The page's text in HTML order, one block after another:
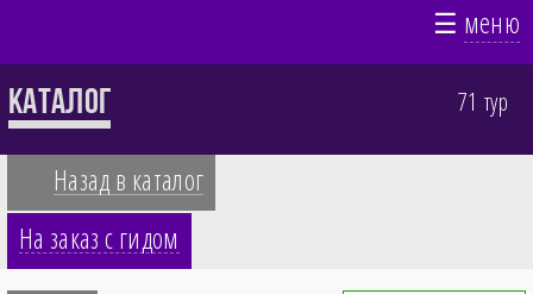
☰ меню
Каталог 71 тур
Назад в каталог
На заказ с гидом